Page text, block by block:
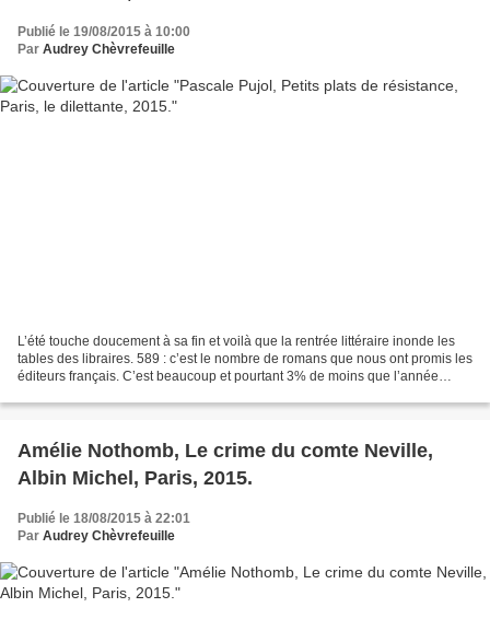
Publié le 19/08/2015 à 10:00
Par Audrey Chèvrefeuille
L’été touche doucement à sa fin et voilà que la rentrée littéraire inonde les
tables des libraires. 589 : c’est le nombre de romans que nous ont promis les
éditeurs français. C’est beaucoup et pourtant 3% de moins que l’année
Amélie Nothomb, Le crime du comte Neville,
Albin Michel, Paris, 2015.
Publié le 18/08/2015 à 22:01
Par Audrey Chèvrefeuille